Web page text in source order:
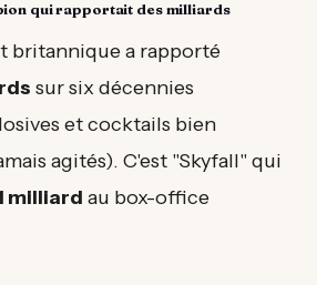
qui rapportait des milliards
britannique a rapporté
sur six décennies
et cocktails bien
agités). C'est "Skyfall" qui
milliard au box-office